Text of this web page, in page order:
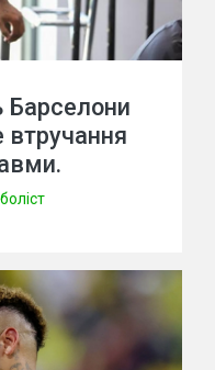
Барселони
втручання